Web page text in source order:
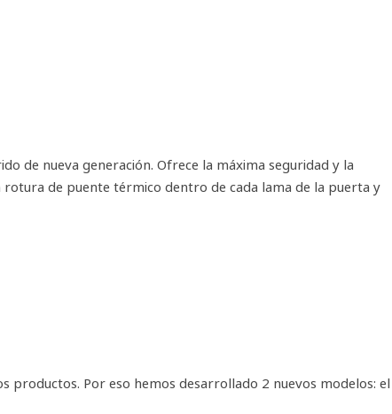
de nueva generación. Ofrece la máxima seguridad y la
de puente térmico dentro de cada lama de la puerta y
Por eso hemos desarrollado 2 nuevos modelos: el